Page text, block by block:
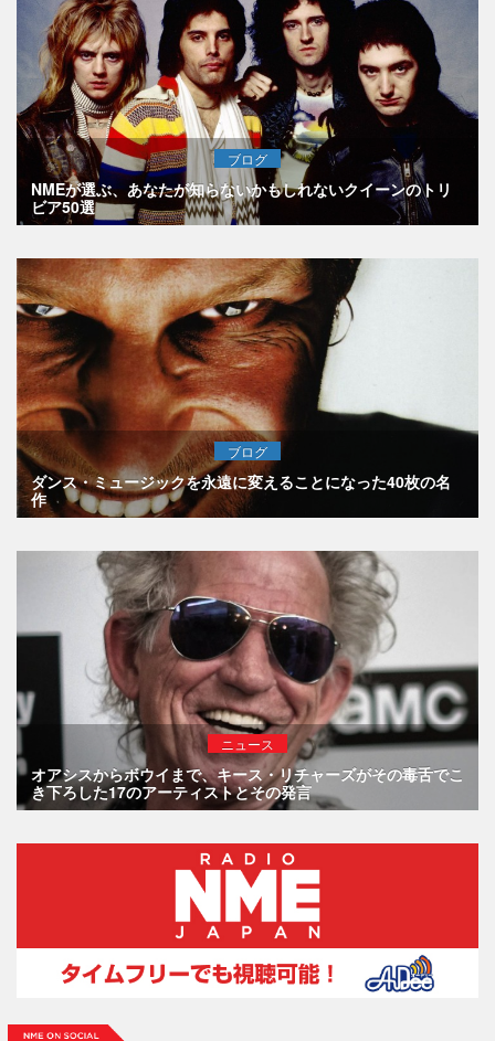
ブログ
NMEが選ぶ、あなたが知らないかもしれないクイーンのトリ
ビア50選
ブログ
ダンス・ミュージックを永遠に変えることになった40枚の名
作
ニュース
オアシスからボウイまで、キース・リチャーズがその毒舌でこ
き下ろした17のアーティストとその発言